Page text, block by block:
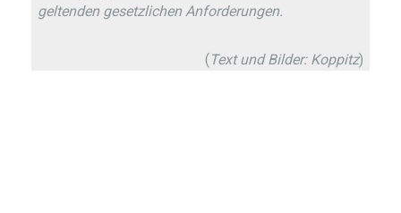
geltenden gesetzlichen Anforderungen.
( Text und Bilder: Koppitz)